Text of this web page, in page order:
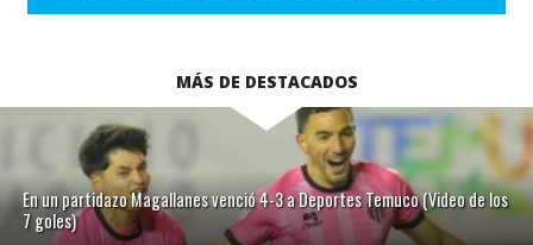
MÁS DE DESTACADOS
En un partidazo Magallanes venció 4-3 a Deportes Temuco (Video de los
7 goles)